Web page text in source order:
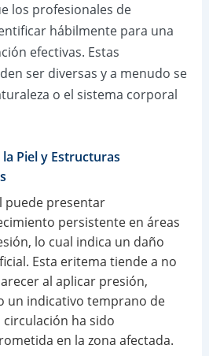
los profesionales de
hábilmente para una
efectivas. Estas
ser diversas y a menudo se
o el sistema corporal
Piel y Estructuras
puede presentar
persistente en áreas
lo cual indica un daño
Esta eritema tiende a no
al aplicar presión,
un indicativo temprano de
circulación ha sido
en la zona afectada.